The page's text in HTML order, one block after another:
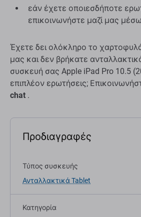
εάν έχετε οποιεσδήποτε
επικοινωνήστε μαζί μας μέσω
Έχετε δει ολόκληρο το
μας και δεν βρήκατε
συσκευή σας Apple iPad Pro 10.5
επιπλέον ερωτήσεις;
chat .
Προδιαγραφές
Τύπος συσκευής
Ανταλλακτικά Tablet
Κατηγορία